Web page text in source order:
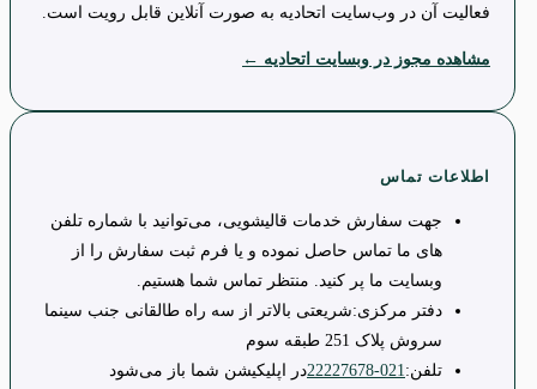
فعالیت آن در وب‌سایت اتحادیه به صورت آنلاین قابل رویت است.
مشاهده مجوز در وبسایت اتحادیه ←
اطلاعات تماس
جهت سفارش خدمات قالیشویی، می‌توانید با شماره تلفن
های ما تماس حاصل نموده و یا فرم ثبت سفارش را از
وبسایت ما پر کنید. منتظر تماس شما هستیم.
دفتر مرکزی:شریعتی بالاتر از سه راه طالقانی جنب سینما
سروش پلاک 251 طبقه سوم
تلفن: 021-22227678
در اپلیکیشن شما باز می‌شود